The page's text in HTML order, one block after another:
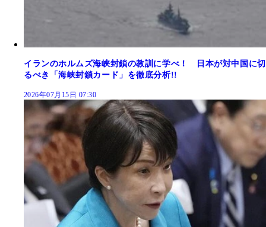
イランのホルムズ海峡封鎖の教訓に学べ！ 日本が対中国に切
るべき「海峡封鎖カード」を徹底分析!!
2026年07月15日 07:30